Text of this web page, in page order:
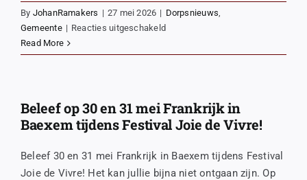
By JohanRamakers | 27 mei 2026 | Dorpsnieuws,
Gemeente | Reacties uitgeschakeldvoor
stap
Lekker
Leven!
Read More
Beleef op 30 en 31 mei Frankrijk in
Baexem tijdens Festival Joie de Vivre!
Beleef 30 en 31 mei Frankrijk in Baexem tijdens Festival
Joie de Vivre! Het kan jullie bijna niet ontgaan zijn. Op